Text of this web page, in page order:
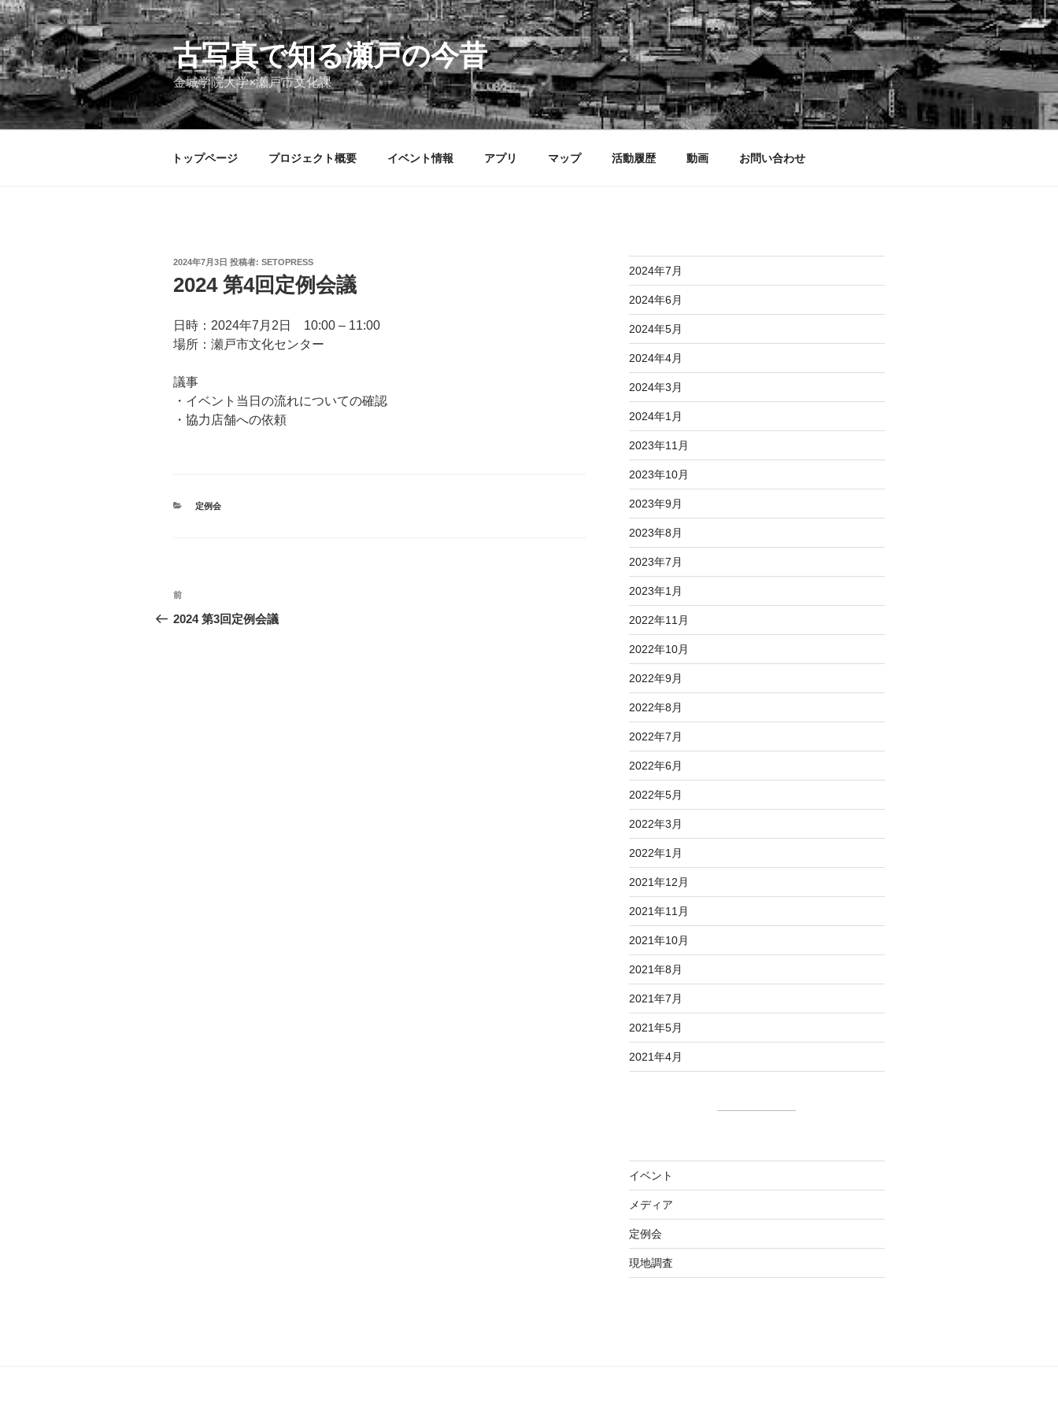
コ
ン
テ
ン
ツ
へ
ス
古写真で知る瀬戸の今昔
金城学院大学×瀬戸市文化課
トップページ プロジェクト概要 イベント情報 アプリ マップ 活動履歴 動画 お問い合わせ
投
日:
2024年7月3日 投稿者: SETOPRESS
2024 第4回定例会議
日時：2024年7月2日 10:00 – 11:00
場所：瀬戸市文化センター
議事
・イベント当日の流れについての確認
・協力店舗への依頼
カ
定例会
投
稿
前
の
前
2024 第3回定例会議
2024年7月
2024年6月
2024年5月
2024年4月
2024年3月
2024年1月
2023年11月
2023年10月
2023年9月
2023年8月
2023年7月
2023年1月
2022年11月
2022年10月
2022年9月
2022年8月
2022年7月
2022年6月
2022年5月
2022年3月
2022年1月
2021年12月
2021年11月
2021年10月
2021年8月
2021年7月
2021年5月
2021年4月
イベント
メディア
定例会
現地調査